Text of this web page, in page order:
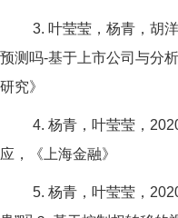
3. 叶莹莹，杨青，胡
预测吗-基于上市公司与分
研究》
4. 杨青，叶莹莹，
应，《上海金融》
5. 杨青，叶莹莹，